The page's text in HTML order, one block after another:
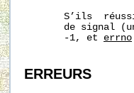
S’ils
de signal
       -1, et
errno
ERREURS